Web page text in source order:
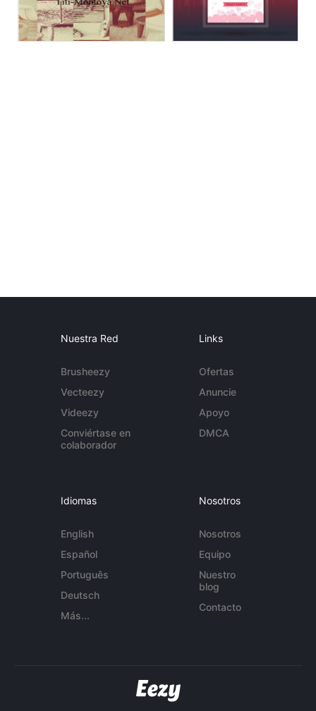
Nuestra Red
Brusheezy
Vecteezy
Videezy
Conviértase en
colaborador
Links
Ofertas
Anuncie
Apoyo
DMCA
Idiomas
English
Español
Português
Deutsch
Más...
Nosotros
Nosotros
Equipo
Nuestro
blog
Contacto